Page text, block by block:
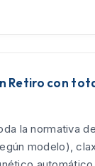
Retiro con
la normativa
modelo),